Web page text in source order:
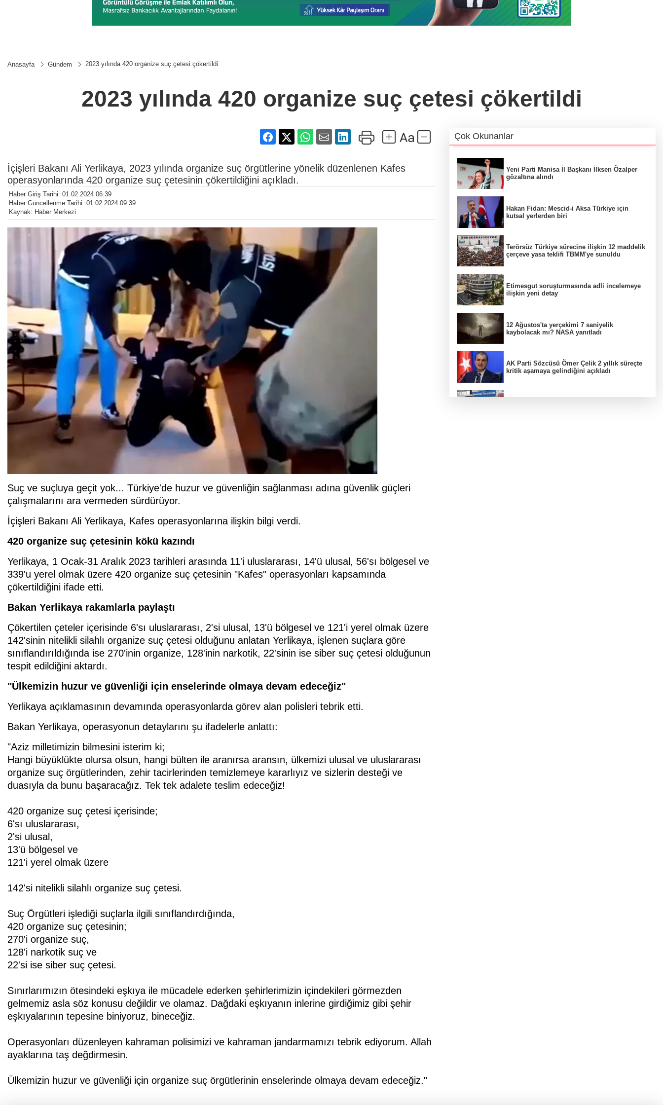
Anasayfa Gündem 2023 yılında 420 organize suç çetesi çökertildi
2023 yılında 420 organize suç çetesi çökertildi
İçişleri Bakanı Ali Yerlikaya, 2023 yılında organize suç örgütlerine yönelik düzenlenen Kafes
operasyonlarında 420 organize suç çetesinin çökertildiğini açıkladı.
Haber Giriş Tarihi: 01.02.2024 06:39
Haber Güncellenme Tarihi: 01.02.2024 09:39
Kaynak: Haber Merkezi
Suç ve suçluya geçit yok... Türkiye'de huzur ve güvenliğin sağlanması adına güvenlik güçleri
çalışmalarını ara vermeden sürdürüyor.
İçişleri Bakanı Ali Yerlikaya, Kafes operasyonlarına ilişkin bilgi verdi.
420 organize suç çetesinin kökü kazındı
Yerlikaya, 1 Ocak-31 Aralık 2023 tarihleri arasında 11'i uluslararası, 14'ü ulusal, 56'sı bölgesel ve
339'u yerel olmak üzere 420 organize suç çetesinin "Kafes" operasyonları kapsamında
çökertildiğini ifade etti.
Bakan Yerlikaya rakamlarla paylaştı
Çökertilen çeteler içerisinde 6'sı uluslararası, 2'si ulusal, 13'ü bölgesel ve 121'i yerel olmak üzere
142'sinin nitelikli silahlı organize suç çetesi olduğunu anlatan Yerlikaya, işlenen suçlara göre
sınıflandırıldığında ise 270'inin organize, 128'inin narkotik, 22'sinin ise siber suç çetesi olduğunun
tespit edildiğini aktardı.
"Ülkemizin huzur ve güvenliği için enselerinde olmaya devam edeceğiz"
Yerlikaya açıklamasının devamında operasyonlarda görev alan polisleri tebrik etti.
Bakan Yerlikaya, operasyonun detaylarını şu ifadelerle anlattı:
"Aziz milletimizin bilmesini isterim ki;
Hangi büyüklükte olursa olsun, hangi bülten ile aranırsa aransın, ülkemizi ulusal ve uluslararası
organize suç örgütlerinden, zehir tacirlerinden temizlemeye kararlıyız ve sizlerin desteği ve
duasıyla da bunu başaracağız. Tek tek adalete teslim edeceğiz!
420 organize suç çetesi içerisinde;
6'sı uluslararası,
2'si ulusal,
13'ü bölgesel ve
121'i yerel olmak üzere
142'si nitelikli silahlı organize suç çetesi.
Suç Örgütleri işlediği suçlarla ilgili sınıflandırdığında,
420 organize suç çetesinin;
270'i organize suç,
128'i narkotik suç ve
22'si ise siber suç çetesi.
Sınırlarımızın ötesindeki eşkıya ile mücadele ederken şehirlerimizin içindekileri görmezden
gelmemiz asla söz konusu değildir ve olamaz. Dağdaki eşkıyanın inlerine girdiğimiz gibi şehir
eşkıyalarının tepesine biniyoruz, bineceğiz.
Operasyonları düzenleyen kahraman polisimizi ve kahraman jandarmamızı tebrik ediyorum. Allah
ayaklarına taş değdirmesin.
Ülkemizin huzur ve güvenliği için organize suç örgütlerinin enselerinde olmaya devam edeceğiz."
Çok Okunanlar
Yeni Parti Manisa İl Başkanı İlksen Özalper
gözaltına alındı
Hakan Fidan: Mescid-i Aksa Türkiye için
kutsal yerlerden biri
Terörsüz Türkiye sürecine ilişkin 12 maddelik
çerçeve yasa teklifi TBMM'ye sunuldu
Etimesgut soruşturmasında adli incelemeye
ilişkin yeni detay
12 Ağustos'ta yerçekimi 7 saniyelik
kaybolacak mı? NASA yanıtladı
AK Parti Sözcüsü Ömer Çelik 2 yıllık süreçte
kritik aşamaya gelindiğini açıkladı